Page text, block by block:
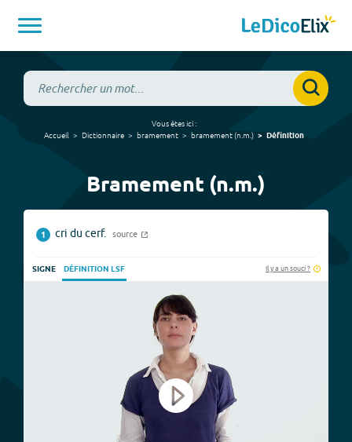
Vous êtes ici :
Accueil
Dictionnaire bramement bramement(n.m. ) Définition
Bramement (n.m.)
1 cri du cerf. source
SIGNE DÉFINITION LSF Il y a un souci ?
Play